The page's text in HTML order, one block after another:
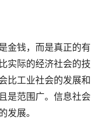
金钱，而是真正的有
实际的经济社会的技
比工业社会的发展和
是范围广。信息社会
发展。